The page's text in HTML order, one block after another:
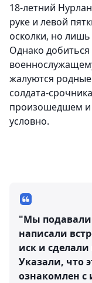
18-летний
руке и левой
осколки, но лишь
Однако
жалуются
солдата-
произошедшем и
условно.
"Мы подавали
написали
иск и
Указали, что
ознакомлен с